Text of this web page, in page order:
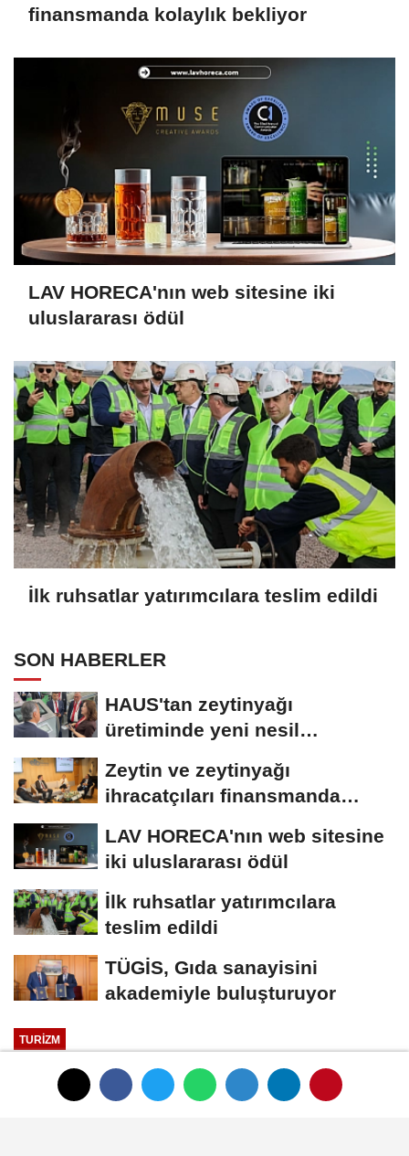
finansmanda kolaylık bekliyor
LAV HORECA'nın web sitesine iki
uluslararası ödül
İlk ruhsatlar yatırımcılara teslim edildi
SON HABERLER
HAUS'tan zeytinyağı
üretiminde yeni nesil
Zeytin ve zeytinyağı
ihracatçıları finansmanda
LAV HORECA'nın web sitesine
iki uluslararası ödül
İlk ruhsatlar yatırımcılara
teslim edildi
TÜGİS, Gıda sanayisini
akademiyle buluşturuyor
TURIZM
Yayınlanma: 01 Ocak 1970 - 00:33